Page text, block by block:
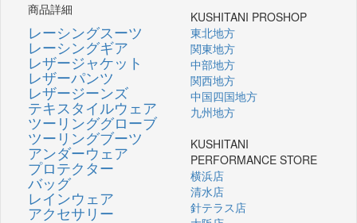
商品詳細
レーシングスーツ
レーシングギア
レザージャケット
レザーパンツ
レザージーンズ
テキスタイルウェア
ツーリンググローブ
ツーリングブーツ
アンダーウェア
プロテクター
バッグ
レインウェア
アクセサリー
KUSHITANI PROSHOP
東北地方
関東地方
中部地方
関西地方
中国四国地方
九州地方
KUSHITANI
PERFORMANCE STORE
横浜店
清水店
針テラス店